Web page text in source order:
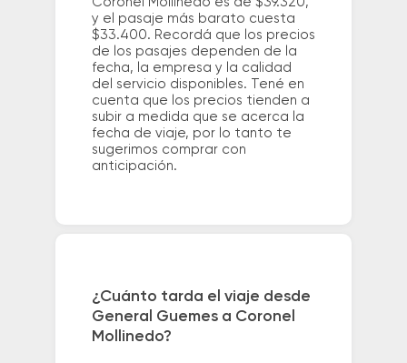
y el pasaje más barato cuesta
$33.400. Recordá que los precios
de los pasajes dependen de la
fecha, la empresa y la calidad
del servicio disponibles. Tené en
cuenta que los precios tienden a
subir a medida que se acerca la
fecha de viaje, por lo tanto te
sugerimos comprar con
anticipación.
¿Cuánto tarda el viaje desde
General Guemes a Coronel
Mollinedo?